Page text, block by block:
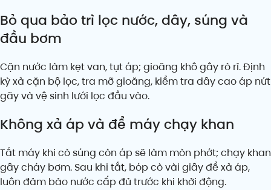
Bỏ qua bảo trì lọc nước, dây, súng và
đầu bơm
Cặn nước làm kẹt van, tụt áp; gioăng khô gây rò rỉ. Định
kỳ xả cặn bộ lọc, tra mỡ gioăng, kiểm tra dây cao áp nứt
gãy và vệ sinh lưới lọc đầu vào.
Không xả áp và để máy chạy khan
Tắt máy khi cò súng còn áp sẽ làm mòn phớt; chạy khan
gây cháy bơm. Sau khi tắt, bóp cò vài giây để xả áp,
luôn đảm bảo nước cấp đủ trước khi khởi động.